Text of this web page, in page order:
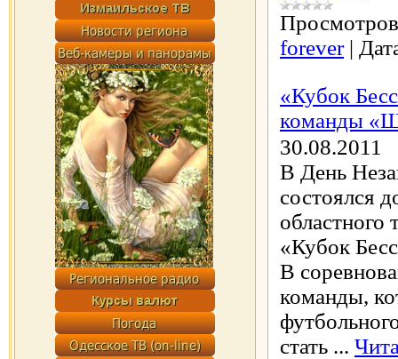
forever |
«Кубок
команды
30.08.2011
В День
состоялся
областного
«Кубок
В
команды,
стать ...